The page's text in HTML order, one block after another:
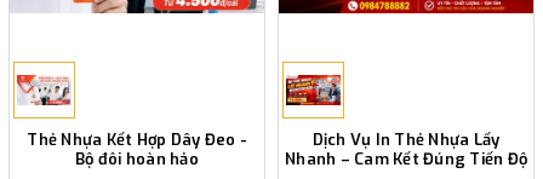
Thẻ Nhựa Kết Hợp Dây Đeo -
Bộ đôi hoàn hảo
Dịch Vụ In Thẻ Nhựa Lấy
Nhanh – Cam Kết Đúng Tiến Độ